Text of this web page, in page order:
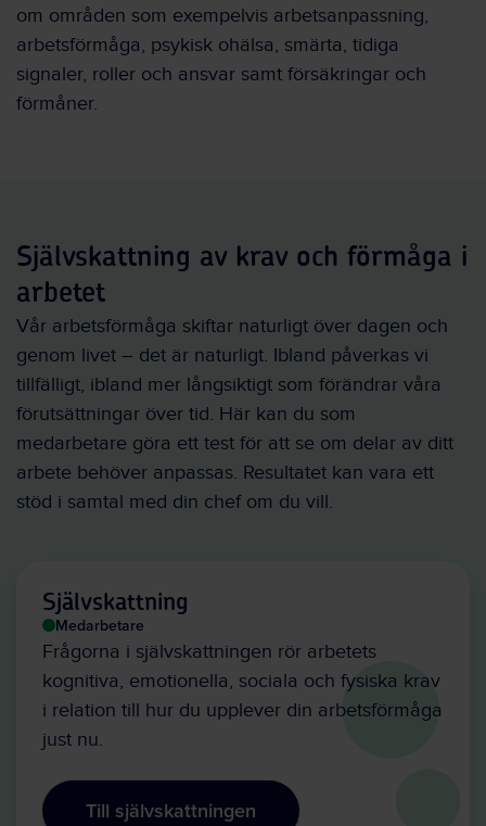
om områden som exempelvis arbetsanpassning,
arbetsförmåga, psykisk ohälsa, smärta, tidiga
signaler, roller och ansvar samt försäkringar och
förmåner.
Självskattning av krav och förmåga i
arbetet
Vår arbetsförmåga skiftar naturligt över dagen och
genom livet – det är naturligt. Ibland påverkas vi
tillfälligt, ibland mer långsiktigt som förändrar våra
förutsättningar över tid. Här kan du som
medarbetare göra ett test för att se om delar av ditt
arbete behöver anpassas. Resultatet kan vara ett
stöd i samtal med din chef om du vill.
Självskattning
Medarbetare
Frågorna i självskattningen rör arbetets
kognitiva, emotionella, sociala och fysiska krav
i relation till hur du upplever din arbetsförmåga
just nu.
Till självskattningen